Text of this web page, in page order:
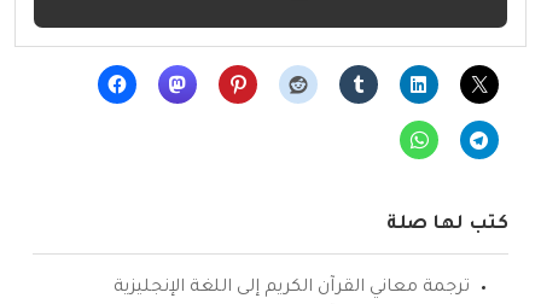
كتب لها صلة
ترجمة معاني القرآن الكريم إلى اللغة الإنجليزية